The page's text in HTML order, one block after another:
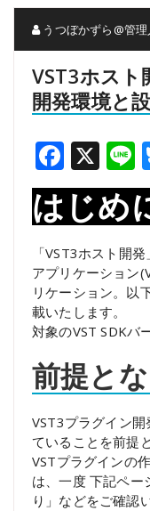
うつぼかずら@管理
VST3ホスト
開発環境と
X
はじめ
「VST3ホスト開
アプリケーション
リケーション。以
載いたします。
対象のVST SDKバ
前提と
VST3プラグイン
ていることを前提
VSTプラグインの
は、一度 下記ペー
り」などをご確認